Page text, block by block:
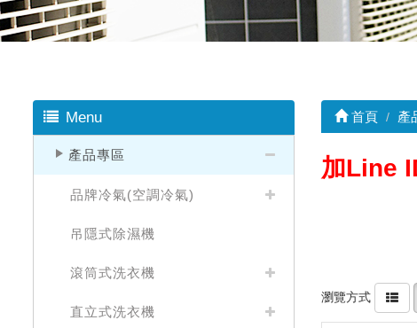
Menu
產品專區
品牌冷氣(空調冷氣)
吊隱式除濕機
滾筒式洗衣機
直立式洗衣機
首頁 產
加Line
瀏覽方式